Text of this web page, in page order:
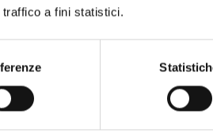
a fini statistici.
è presente anche